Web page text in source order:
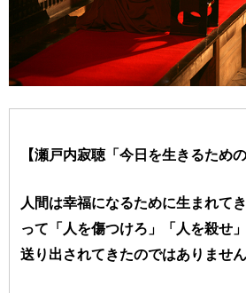
【瀬戸内寂聴「今日を生きるため
人間は幸福になるために生まれて
って「人を傷つけろ」「人を殺せ
送り出されてきたのではありません